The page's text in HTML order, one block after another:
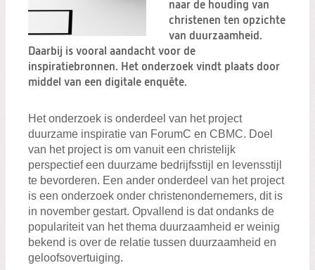
Zoeken
naar de houding van
christenen ten opzichte
van duurzaamheid.
Daarbij is vooral aandacht voor de
inspiratiebronnen. Het onderzoek vindt plaats door
middel van een digitale enquête.
Het onderzoek is onderdeel van het project
duurzame inspiratie van ForumC en CBMC. Doel
van het project is om vanuit een christelijk
perspectief een duurzame bedrijfsstijl en levensstijl
te bevorderen. Een ander onderdeel van het project
is een onderzoek onder christenondernemers, dit is
in november gestart. Opvallend is dat ondanks de
populariteit van het thema duurzaamheid er weinig
bekend is over de relatie tussen duurzaamheid en
geloofsovertuiging.